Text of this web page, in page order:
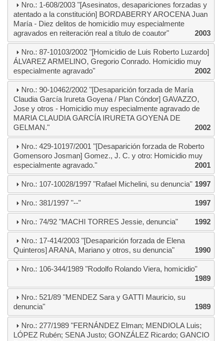
Nro.: 1-608/2003 "[Asesinatos, desapariciones forzadas y
atentado a la constitución] BORDABERRY AROCENA Juan
María - Diez delitos de homicidio muy especialmente
agravados en reiteración real a título de coautor"
2003
Nro.: 87-10103/2002 "[Homicidio de Luis Roberto Luzardo]
ÁLVAREZ ARMELINO, Gregorio Conrado. Homicidio muy
especialmente agravado"
2002
Nro.: 90-10462/2002 "[Desaparición forzada de María
Claudia García Irureta Goyena / Plan Cóndor] GAVAZZO,
Jose y otros - Homicidio muy especialmente agravado de
MARIA CLAUDIA GARCÍA IRURETA GOYENA DE
GELMAN."
2002
Nro.: 429-10197/2001 "[Desaparición forzada de Roberto
Gomensoro Josman] Gomez., J. C. y otro: Homicidio muy
especialmente agravado."
2001
Nro.: 107-10028/1997 "Rafael Michelini, su denuncia" 1997
Nro.: 381/1997 "--" 1997
Nro.: 74/92 "MACHI TORRES Jessie, denuncia" 1992
Nro.: 17-414/2003 "[Desaparición forzada de Elena
Quinteros] ARANA, Mariano y otros, su denuncia"
1990
Nro.: 106-344/1989 "Rodolfo Rolando Viera, homicidio"
1989
Nro.: 521/89 "MENDEZ Sara y GATTI Mauricio, su
denuncia"
1989
Nro.: 277/1989 "FERNÁNDEZ Elman; MENDIOLA Luis;
LÓPEZ Rubén; SENA Justo; GONZÁLEZ Ricardo; GANCIO